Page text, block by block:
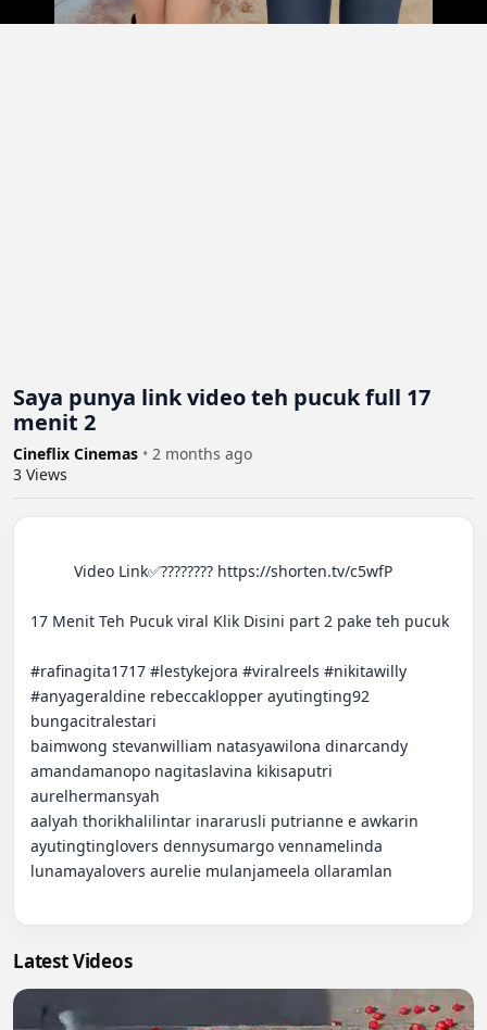
Saya punya link video teh pucuk full 17
menit 2
Cineflix Cinemas • 2 months ago
3 Views
17 Menit Teh Pucuk viral Klik Disini part 2 pake teh pucuk
#rafinagita1717 #lestykejora #viralreels #nikitawilly
#anyageraldine rebeccaklopper ayutingting92
bungacitralestari
baimwong stevanwilliam natasyawilona dinarcandy
amandamanopo nagitaslavina kikisaputri
aurelhermansyah
aalyah thorikhalilintar inararusli putrianne e awkarin
ayutingtinglovers dennysumargo vennamelinda
lunamayalovers aurelie mulanjameela ollaramlan
Latest Videos